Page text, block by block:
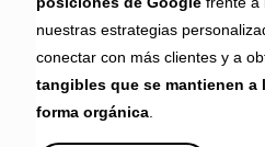
nuestras estrategias
conectar con más clientes y a
tangibles que se mantienen a
forma orgánica.